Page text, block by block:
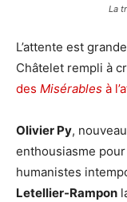
La
L’attente est
Châtelet rempli à
des Misérables à
Olivier Py,
enthousiasme
humanistes
Letellier-Rampon